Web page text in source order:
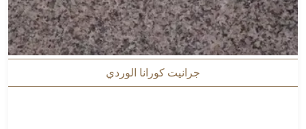
جرانيت كورانا الوردي